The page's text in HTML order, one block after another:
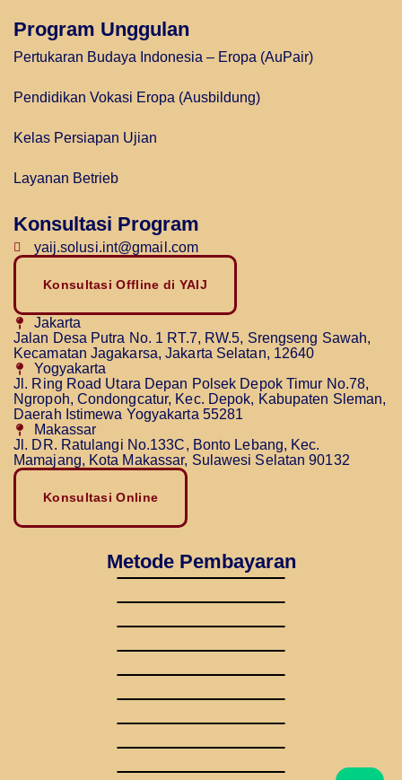
Program Unggulan
Pertukaran Budaya Indonesia – Eropa (AuPair)
Pendidikan Vokasi Eropa (Ausbildung)
Kelas Persiapan Ujian
Layanan Betrieb
Konsultasi Program
yaij.solusi.int@gmail.com
Konsultasi Offline di YAIJ
Jakarta
Jalan Desa Putra No. 1 RT.7, RW.5, Srengseng Sawah,
Kecamatan Jagakarsa, Jakarta Selatan, 12640
Yogyakarta
Jl. Ring Road Utara Depan Polsek Depok Timur No.78,
Ngropoh, Condongcatur, Kec. Depok, Kabupaten Sleman,
Daerah Istimewa Yogyakarta 55281
Makassar
Jl. DR. Ratulangi No.133C, Bonto Lebang, Kec.
Mamajang, Kota Makassar, Sulawesi Selatan 90132
Konsultasi Online
Metode Pembayaran